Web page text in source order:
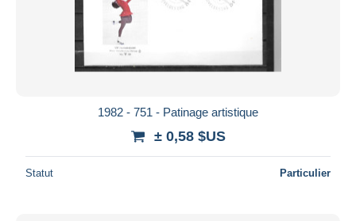
1982 - 751 - Patinage artistique
± 0,58 $US
Statut Particulier